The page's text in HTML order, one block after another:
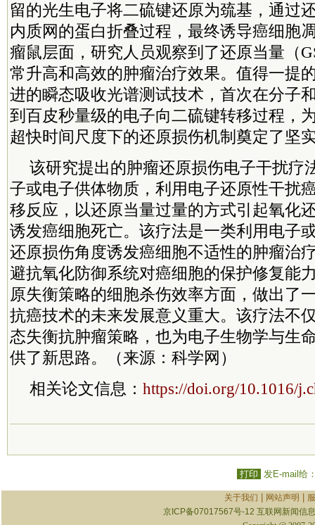
留的光生电子将二硫键还原为巯基，通过
内质网的蛋白折叠过程，最终诱导癌细胞
瘤鼠层面，研究人员观察到了还原当量（
常升高和高效的肿瘤治疗效果。值得一提
进的瞬态吸收光谱测试技术，首次在分子
到百皮秒量级的电子向二硫键转移过程，
超快时间尺度下的还原损伤机制奠定了坚
该研究提出的肿瘤还原损伤电子干扰疗
子或电子供体物质，利用电子还原性干扰
移反应，以还原当量过量的方式引起氧化
诱发癌细胞死亡。该疗法是一类利用电子
还原损伤角度诱发癌细胞不适性的肿瘤治
避抗氧化防御系统对癌细胞的保护修复能
原失衡策略的细胞杀伤效率方面，做出了
抗癌技术的未来发展意义重大。该疗法不
态失衡抗肿瘤策略，也为电子生物学与生
供了新思路。（来源：科学网）
相关论文信息： https://doi.org/10.1016/
打印 发E-mail给
关于我们 网站声明
京ICP备07017567号-12 互联网新闻信